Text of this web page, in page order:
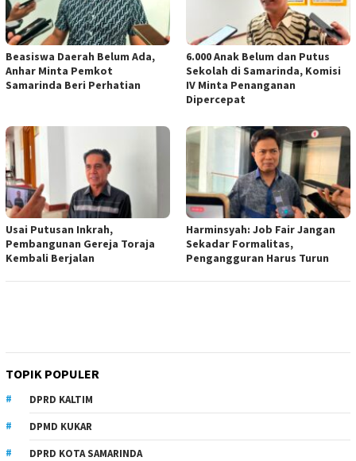
Beasiswa Daerah Belum Ada,
Anhar Minta Pemkot
Samarinda Beri Perhatian
6.000 Anak Belum dan Putus
Sekolah di Samarinda, Komisi
IV Minta Penanganan
Dipercepat
Usai Putusan Inkrah,
Pembangunan Gereja Toraja
Kembali Berjalan
Harminsyah: Job Fair Jangan
Sekadar Formalitas,
Pengangguran Harus Turun
TOPIK POPULER
DPRD KALTIM
DPMD KUKAR
DPRD KOTA SAMARINDA